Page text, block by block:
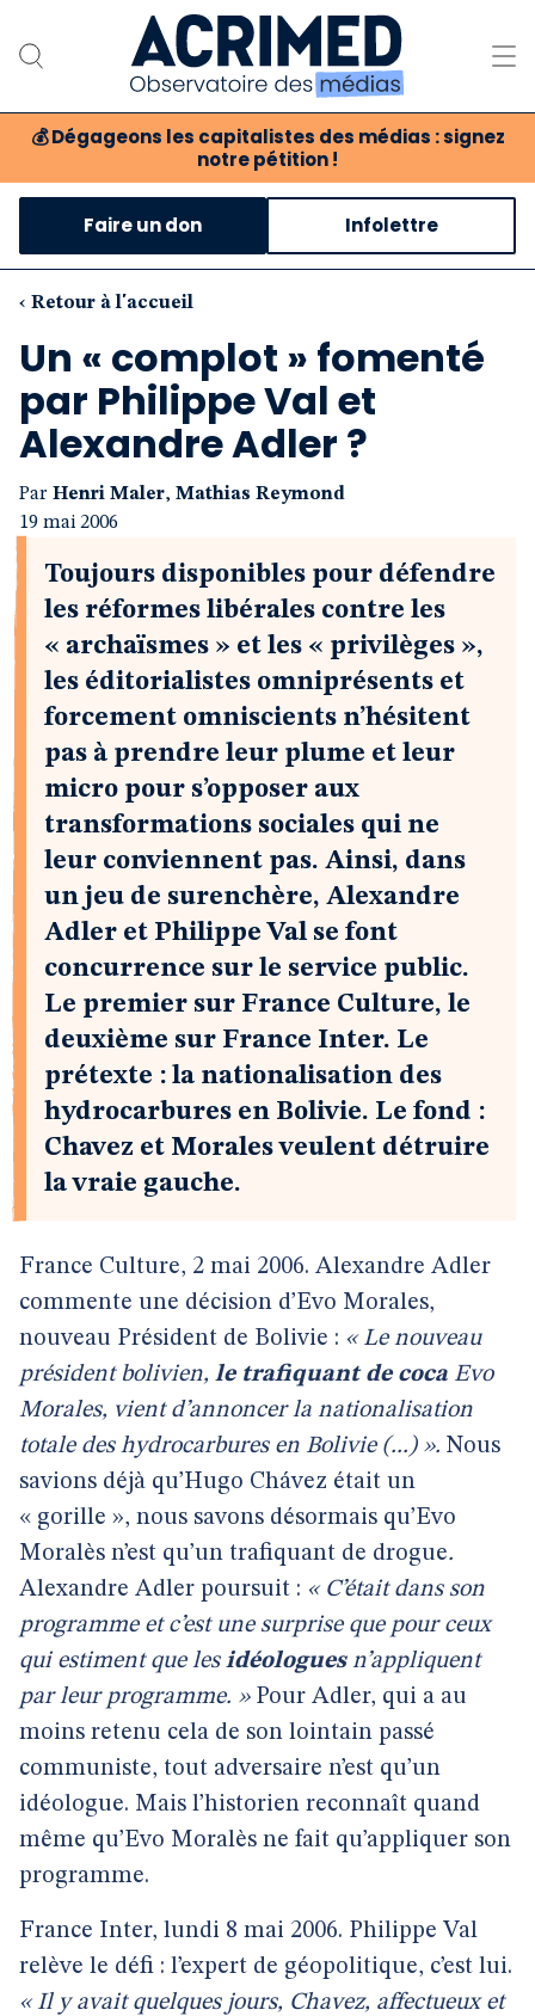
💰 Dégageons les capitalistes des médias : signez
notre pétition !
Notre association
Notre critique des médias
Nos propositions
Notre revue
Boutique
Faire un don Infolettre
‹ Retour à l'accueil
Un « complot » fomenté
par Philippe Val et
Alexandre Adler ?
Par Henri Maler, Mathias Reymond
19 mai 2006
Toujours disponibles pour défendre
les réformes libérales contre les
« archaïsmes » et les « privilèges »,
les éditorialistes omniprésents et
forcement omniscients n’hésitent
pas à prendre leur plume et leur
micro pour s’opposer aux
transformations sociales qui ne
leur conviennent pas. Ainsi, dans
un jeu de surenchère, Alexandre
Adler et Philippe Val se font
concurrence sur le service public.
Le premier sur France Culture, le
deuxième sur France Inter. Le
prétexte : la nationalisation des
hydrocarbures en Bolivie. Le fond :
Chavez et Morales veulent détruire
la vraie gauche.
France Culture, 2 mai 2006. Alexandre Adler
commente une décision d’Evo Morales,
nouveau Président de Bolivie : « Le nouveau
président bolivien, le trafiquant de coca Evo
Morales, vient d’annoncer la nationalisation
totale des hydrocarbures en Bolivie (...) ». Nous
savions déjà qu’Hugo Chávez était un
« gorille », nous savons désormais qu’Evo
Moralès n’est qu’un trafiquant de drogue.
Alexandre Adler poursuit : « C’était dans son
programme et c’est une surprise que pour ceux
qui estiment que les idéologues n’appliquent
par leur programme. »Pour Adler, qui a au
moins retenu cela de son lointain passé
communiste, tout adversaire n’est qu’un
idéologue. Mais l’historien reconnaît quand
même qu’Evo Moralès ne fait qu’appliquer son
programme.
France Inter, lundi 8 mai 2006. Philippe Val
relève le défi : l’expert de géopolitique, c’est lui.
« Il y avait quelques jours, Chavez, affectueux et